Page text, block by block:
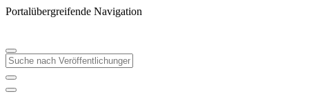
Portalübergreifende Navigation